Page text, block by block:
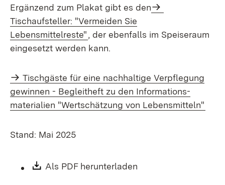
Ergänzend zum Plakat gibt es den
Tischaufsteller: "Vermeiden Sie
Lebensmittelreste", der ebenfalls im Speiseraum
eingesetzt werden kann.
Tisch­gäste für eine nach­haltige Verpfle­gung
gewinnen - Begleit­heft zu den Informations­
materialien "Wert­schätzung von Leben­smitteln"
Stand: Mai 2025
Download:
Als PDF herunterladen